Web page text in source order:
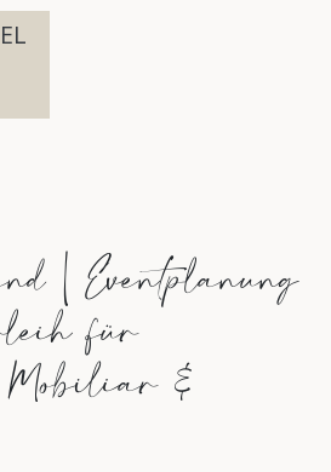
| Eventplanung
für
Mobiliar &